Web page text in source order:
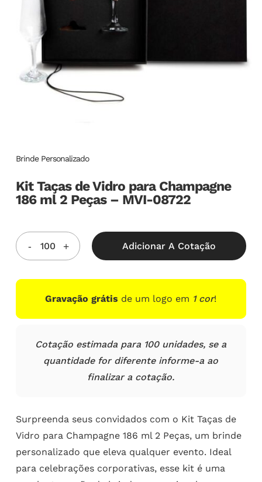
Brinde Personalizado
Kit Taças de Vidro para Champagne
186 ml 2 Peças – MVI-08722
Adicionar A Cotação
Gravação grátis de um logo em 1 cor!
Cotação estimada para 100 unidades, se a
quantidade for diferente informe-a ao
finalizar a cotação.
Surpreenda seus convidados com o Kit Taças de
Vidro para Champagne 186 ml 2 Peças, um brinde
personalizado que eleva qualquer evento. Ideal
para celebrações corporativas, esse kit é uma